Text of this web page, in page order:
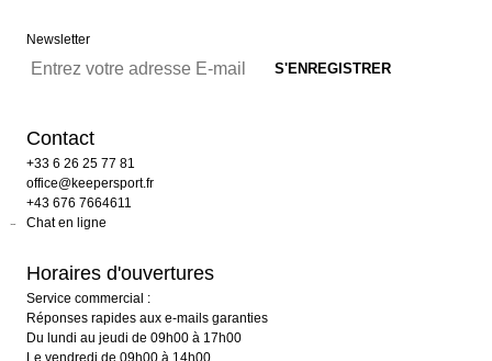
Newsletter
Contact
+33 6 26 25 77 81
office@keepersport.fr
+43 676 7664611
Chat en ligne
Horaires d'ouvertures
Service commercial :
Réponses rapides aux e-mails garanties
Du lundi au jeudi de 09h00 à 17h00
Le vendredi de 09h00 à 14h00